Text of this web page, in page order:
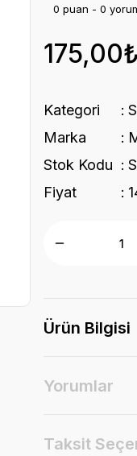
0 puan - 0
175,00₺
Kategori
Marka
Stok Kodu
Fiyat
Ürün Bilgisi
Yorumlar
Taksit